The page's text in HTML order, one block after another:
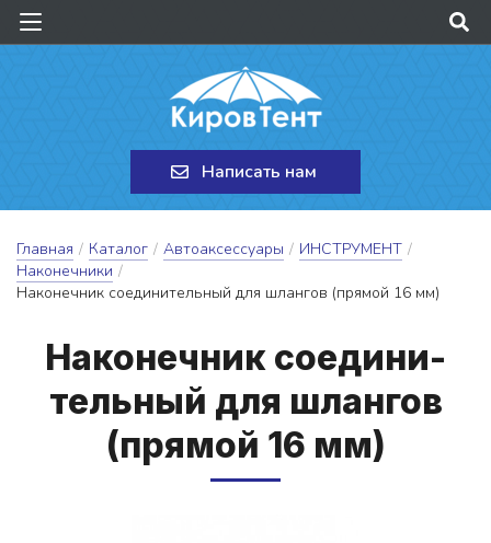
Написать нам
Главная / Каталог / Автоаксессуары / ИНСТРУМЕНТ /
Наконечники /
Наконечник соединительный для шлангов (прямой 16 мм)
На­ко­неч­ник со­е­ди­ни­
тель­ный для шлан­гов
(пря­мой 16 мм)